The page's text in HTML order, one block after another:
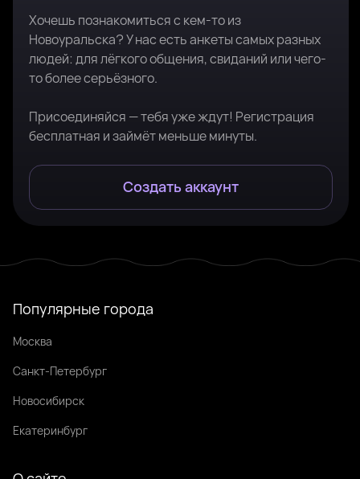
Хочешь познакомиться с кем-то из
Новоуральска? У нас есть анкеты самых разных
людей: для лёгкого общения, свиданий или чего-
то более серьёзного.
Присоединяйся — тебя уже ждут! Регистрация
бесплатная и займёт меньше минуты.
Создать аккаунт
Популярные города
Москва
Санкт-Петербург
Новосибирск
Екатеринбург